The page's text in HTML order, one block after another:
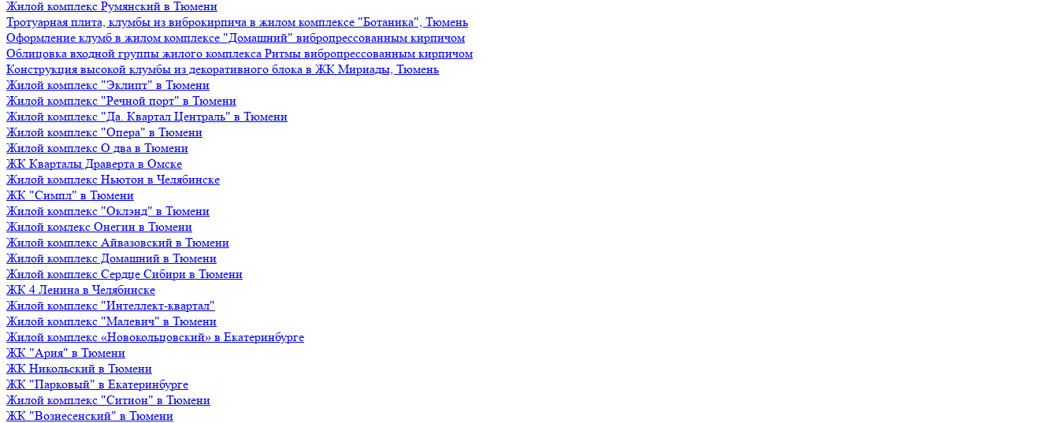
Жилой комплекс Румянский в Тюмени
Тротуарная плита, клумбы из виброкирпича в жилом комплексе "Ботаника", Тюмень
Оформление клумб в жилом комплексе "Домашний" вибропрессованным кирпичом
Облицовка входной группы жилого комплекса Ритмы вибропрессованным кирпичом
Конструкция высокой клумбы из декоративного блока в ЖК Мириады, Тюмень
Жилой комплекс "Эклипт" в Тюмени
Жилой комплекс "Речной порт" в Тюмени
Жилой комплекс "Да. Квартал Централь" в Тюмени
Жилой комплекс "Опера" в Тюмени
Жилой комплекс О два в Тюмени
ЖК Кварталы Драверта в Омске
Жилой комплекс Ньютон в Челябинске
ЖК "Симпл" в Тюмени
Жилой комплекс "Оклэнд" в Тюмени
Жилой комлекс Онегин в Тюмени
Жилой комплекс Айвазовский в Тюмени
Жилой комплекс Домашний в Тюмени
Жилой комплекс Сердце Сибири в Тюмени
ЖК 4 Ленина в Челябинске
Жилой комплекс "Интеллект-квартал"
Жилой комплекс "Малевич" в Тюмени
Жилой комплекс «Новокольцовский» в Екатеринбурге
ЖК "Ария" в Тюмени
ЖК Никольский в Тюмени
ЖК "Парковый" в Екатеринбурге
Жилой комплекс "Ситион" в Тюмени
ЖК "Вознесенский" в Тюмени